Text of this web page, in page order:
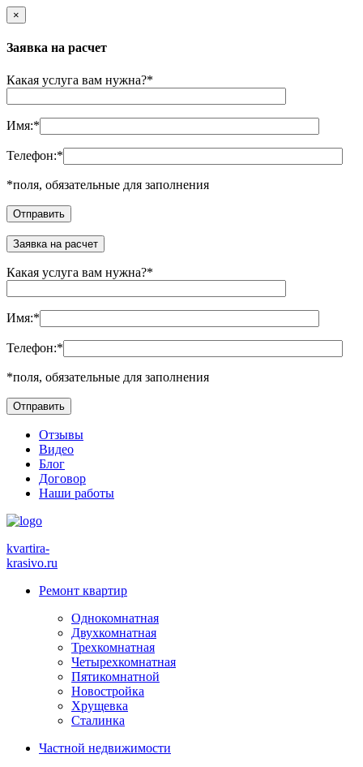
×
Заявка на расчет
Какая услуга вам нужна?*
Имя:*
Телефон:*
*поля, обязательные для заполнения
Заявка на расчет
Какая услуга вам нужна?*
Имя:*
Телефон:*
*поля, обязательные для заполнения
Отзывы
Видео
Блог
Договор
Наши работы
kvartira-
krasivo.ru
Ремонт квартир
Однокомнатная
Двухкомнатная
Трехкомнатная
Четырехкомнатная
Пятикомнатной
Новостройка
Хрущевка
Сталинка
Частной недвижимости